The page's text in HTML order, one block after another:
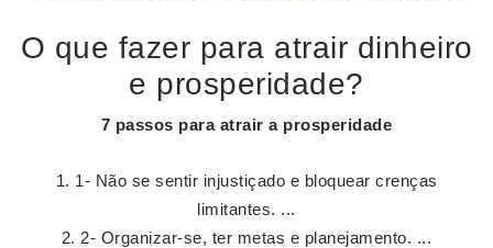
O que fazer para atrair dinheiro
e prosperidade?
7 passos para atrair a prosperidade
1- Não se sentir injustiçado e bloquear crenças
limitantes. ...
2- Organizar-se, ter metas e planejamento. ...